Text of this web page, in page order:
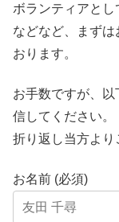
ボランティアとし
などなど、まず
おります。
お手数ですが、
信してください。
折り返し当方より
お名前 (必須)